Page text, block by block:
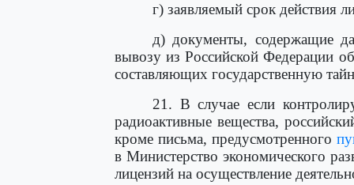
г) заявляемый срок действия
д) документы, содержащие
вывозу из Российской Федерации
составляющих государственную
21. В случае если
радиоактивные вещества,
кроме письма, предусмотренного
в Министерство экономического
лицензий на осуществление